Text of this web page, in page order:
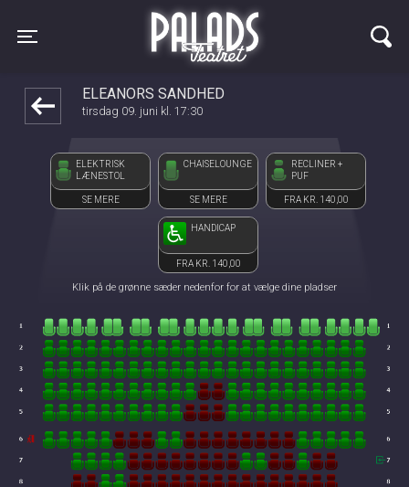
Toggle navigation
Palads Teatret
ELEANORS SANDHED
tirsdag 09. juni kl. 17:30
ELEKTRISK
LÆNESTOL
SE MERE
CHAISELOUNGE
SE MERE
RECLINER +
PUF
FRA KR. 140,00
HANDICAP
FRA KR. 140,00
Klik på de grønne sæder nedenfor for at vælge dine pladser
1step-front02 030811